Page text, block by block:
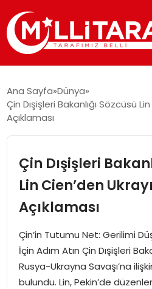
ÖZEL SAYFALAR
EKONOMI
SPOR
SIYASET
MAGAZIN
Ana Sayfa Dünya
Çin Dışişleri Bakanlığı Sözcüsü
Açıklaması
Çin Dışişleri
Lin Cien’den
Açıklaması
Çin’in Tutumu Net: Gerilimi
İçin Adım Atın Çin Dışişleri
Rusya-Ukrayna Savaşı’na
bulundu. Lin, Pekin’de